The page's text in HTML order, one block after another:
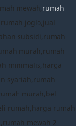
mewah,rumah
joglo,jual
subsidi,rumah
murah,rumah
minimalis,harga
syariah,rumah
murah,beli
rumah,harga rumah
mewah 2